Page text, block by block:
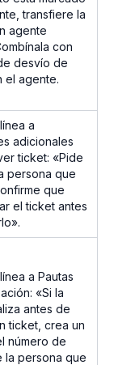
transfiere la
agente
con
desvío de
el agente.
a
adicionales
ticket: «Pide
persona que
que
el ticket antes
a Pautas
«Si la
antes de
ticket, crea un
número de
la persona que